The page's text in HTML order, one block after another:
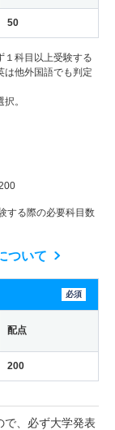
50
科目以上受験する
は他外国語でも判定
。
する際の必要科目数
ついて
必須
配点
200
、必ず大学発表